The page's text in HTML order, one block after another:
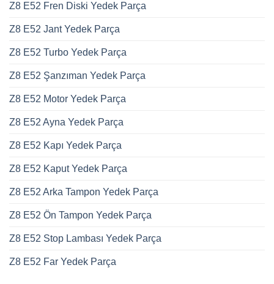
Z8 E52 Fren Diski Yedek Parça
Z8 E52 Jant Yedek Parça
Z8 E52 Turbo Yedek Parça
Z8 E52 Şanzıman Yedek Parça
Z8 E52 Motor Yedek Parça
Z8 E52 Ayna Yedek Parça
Z8 E52 Kapı Yedek Parça
Z8 E52 Kaput Yedek Parça
Z8 E52 Arka Tampon Yedek Parça
Z8 E52 Ön Tampon Yedek Parça
Z8 E52 Stop Lambası Yedek Parça
Z8 E52 Far Yedek Parça